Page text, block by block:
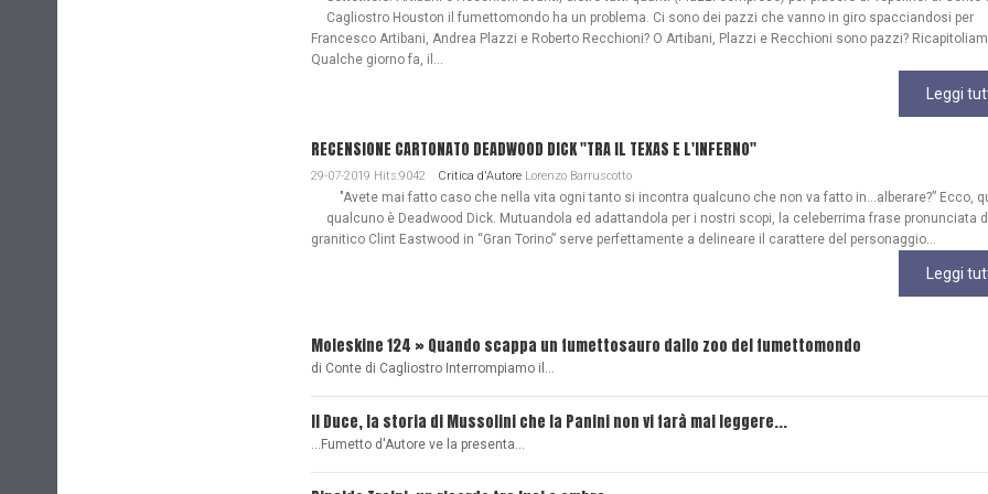
Cagliostro Houston il fumettomondo ha un problema. Ci sono dei pazzi che vanno in giro spacciandosi per
Francesco Artibani, Andrea Plazzi e Roberto Recchioni? O Artibani, Plazzi e Recchioni sono pazzi?
Qualche giorno fa, il...
Leggi
RECENSIONE CARTONATO DEADWOOD DICK "TRA IL TEXAS E L'INFERNO"
29-07-2019 Hits:9042 Critica d'AutoreLorenzo Barruscotto
"Avete mai fatto caso che nella vita ogni tanto si incontra qualcuno che non va fatto in…alberare?” Ecco,
qualcuno è Deadwood Dick. Mutuandola ed adattandola per i nostri scopi, la celeberrima frase pronunciata
granitico Clint Eastwood in “Gran Torino” serve perfettamente a delineare il carattere del personaggio...
Leggi
Moleskine 124 » Quando scappa un fumettosauro dallo zoo del fumettomondo
di Conte di Cagliostro Interrompiamo il…
Il Duce, la storia di Mussolini che la Panini non vi farà mai leggere...
...Fumetto d'Autore ve la presenta…